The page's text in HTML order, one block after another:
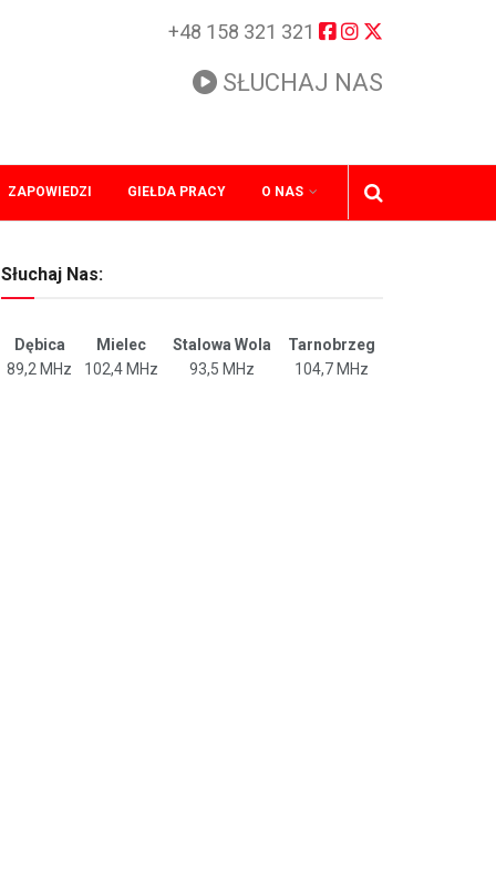
+48 158 321 321
SŁUCHAJ NAS
ZAPOWIEDZI GIEŁDA PRACY O NAS
Słuchaj Nas:
Dębica Mielec Stalowa Wola
Tarnobrzeg
89,2 MHz
102,4 MHz 93,5 MHz 104,7 MHz